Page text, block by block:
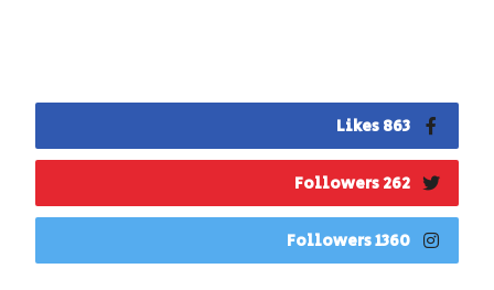
863 Likes
262 Followers
1360 Followers